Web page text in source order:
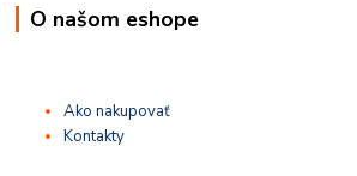
O našom eshope
Ako nakupovať
Kontakty